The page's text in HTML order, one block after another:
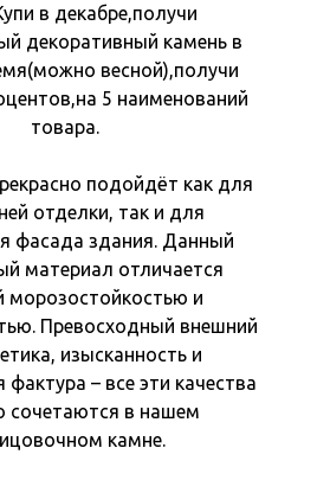
в декабре,получи
декоративный камень в
весной),получи
5 наименований
товара.
подойдёт как для
отделки, так и для
фасада здания. Данный
материал отличается
морозостойкостью и
Превосходный внешний
изысканность и
– все эти качества
сочетаются в нашем
камне.